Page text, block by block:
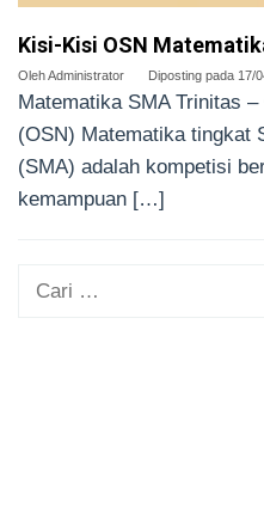
Kisi-Kisi OSN
OlehAdministrator Diposting pada 17/
Matematika SMA Trinitas
(OSN) Matematika tingkat
(SMA) adalah kompetisi
kemampuan […]
Cari